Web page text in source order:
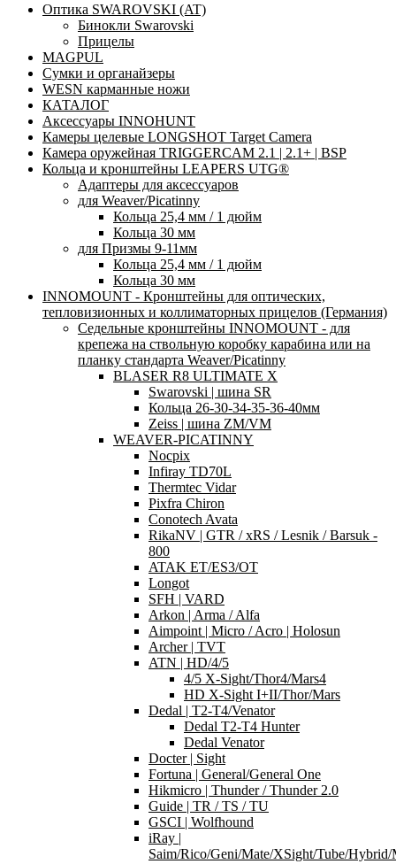
Оптика SWAROVSKI (AT)
Бинокли Swarovski
Прицелы
MAGPUL
Сумки и органайзеры
WESN карманные ножи
КАТАЛОГ
Аксессуары INNOHUNT
Камеры целевые LONGSHOT Target Camera
Камера оружейная TRIGGERCAM 2.1 | 2.1+ | BSP
Кольца и кронштейны LEAPERS UTG®
Адаптеры для аксессуаров
для Weaver/Picatinny
Кольца 25,4 мм / 1 дюйм
Кольца 30 мм
для Призмы 9-11мм
Кольца 25,4 мм / 1 дюйм
Кольца 30 мм
INNOMOUNT - Кронштейны для оптических,
тепловизионных и коллиматорных прицелов (Германия)
Седельные кронштейны INNOMOUNT - для
крепежа на ствольную коробку карабина или на
планку стандарта Weaver/Picatinny
BLASER R8 ULTIMATE X
Swarovski | шина SR
Кольца 26-30-34-35-36-40мм
Zeiss | шина ZM/VM
WEAVER-PICATINNY
Nocpix
Infiray TD70L
Thermtec Vidar
Pixfra Chiron
Conotech Avata
RikaNV | GTR / xRS / Lesnik / Barsuk -
800
ATAK ET/ES3/OT
Longot
SFH | VARD
Arkon | Arma / Alfa
Aimpoint | Micro / Acro | Holosun
Archer | TVT
ATN | HD/4/5
4/5 X-Sight/Thor4/Mars4
HD X-Sight I+II/Thor/Mars
Dedal | T2-T4/Venator
Dedal T2-T4 Hunter
Dedal Venator
Docter | Sight
Fortuna | General/General One
Hikmicro | Thunder / Thunder 2.0
Guide | TR / TS / TU
GSCI | Wolfhound
iRay |
Saim/Rico/Geni/Mate/XSight/Tube/